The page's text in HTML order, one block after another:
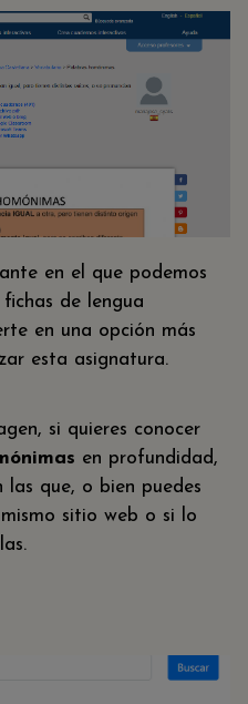
en el que podemos
de lengua
en una opción más
esta asignatura.
si quieres conocer
en profundidad,
las que, o bien puedes
sitio web o si lo